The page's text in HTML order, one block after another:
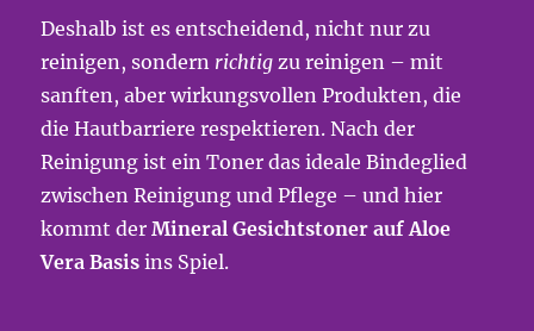
Deshalb ist es entscheidend, nicht nur zu
reinigen, sondern richtig zu reinigen – mit
sanften, aber wirkungsvollen Produkten, die
die Hautbarriere respektieren. Nach der
Reinigung ist ein Toner das ideale Bindeglied
zwischen Reinigung und Pflege – und hier
kommt derMineral Gesichtstoner auf Aloe
Vera Basis ins Spiel.